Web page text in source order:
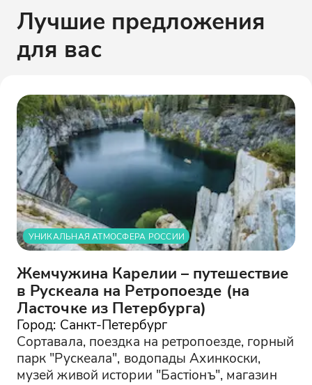
Лучшие предложения
для вас
УНИКАЛЬНАЯ АТМОСФЕРА РОССИИ
Жемчужина Карелии – путешествие
в Рускеала на Ретропоезде (на
Ласточке из Петербурга)
Город: Санкт-Петербург
Сортавала, поездка на ретропоезде, горный
парк "Рускеала", водопады Ахинкоски,
музей живой истории "Бастiонъ", магазин